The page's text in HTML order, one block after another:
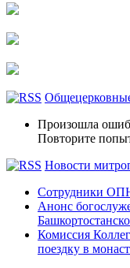
Произошла
Повторите
Новости
Сотрудники
Анонс
Комиссия
поездку в